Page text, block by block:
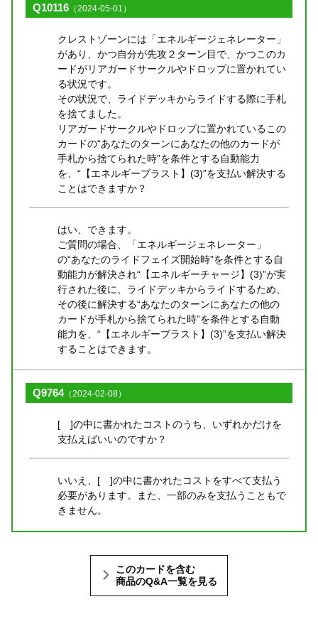
Q10116 （2024-05-01）
クレストゾーンには「エネルギージェネレーター」
があり、かつ自分が先攻２ターン目で、かつこのカ
ードがリアガードサークルやドロップに置かれてい
る状況です。
その状況で、ライドデッキからライドする際に手札
を捨てました。
リアガードサークルやドロップに置かれているこの
カードの“あなたのターンにあなたの他のカードが
手札から捨てられた時”を条件とする自動能力
を、“【エネルギーブラスト】(3)”を支払い解決する
ことはできますか？
はい、できます。
ご質問の場合、「エネルギージェネレーター」
の“あなたのライドフェイズ開始時”を条件とする自
動能力が解決され“【エネルギーチャージ】(3)”が実
行された後に、ライドデッキからライドするため、
その後に解決する“あなたのターンにあなたの他の
カードが手札から捨てられた時”を条件とする自動
能力を、“【エネルギーブラスト】(3)”を支払い解決
することはできます。
Q9764（2024-02-08）
[ ]の中に書かれたコストのうち、いずれかだけを
支払えばいいのですか？
いいえ、[ ]の中に書かれたコストをすべて支払う
必要があります。また、一部のみを支払うこともで
きません。
このカードを含む
商品のQ&A一覧を見る